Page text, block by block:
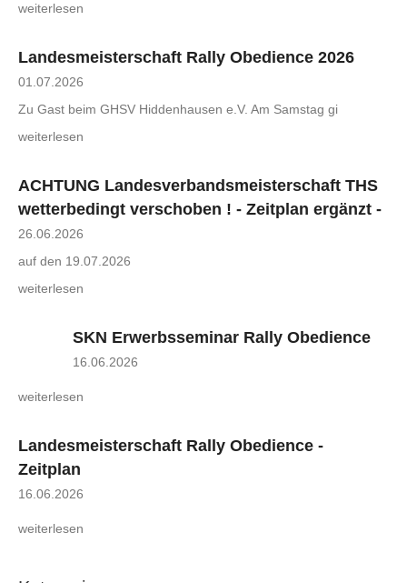
weiterlesen
Landesmeisterschaft Rally Obedience 2026
01.07.2026
Zu Gast beim GHSV Hiddenhausen e.V. Am Samstag gi
weiterlesen
ACHTUNG Landesverbandsmeisterschaft THS
wetterbedingt verschoben ! - Zeitplan ergänzt -
26.06.2026
auf den 19.07.2026
weiterlesen
SKN Erwerbsseminar Rally Obedience
16.06.2026
weiterlesen
Landesmeisterschaft Rally Obedience -
Zeitplan
16.06.2026
weiterlesen